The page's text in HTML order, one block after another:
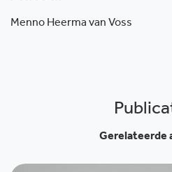
Menno Heerma van Voss
Gerelateerde